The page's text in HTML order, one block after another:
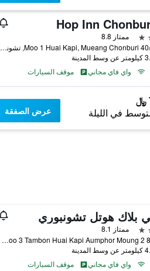
Hop Inn
ممتاز 8.8
40/1 Moo 1 Huai Kapi, Mueang Chonburi, تشونبوري, تايلاند
المدينة
واي فاي مجاني
موقف السيارات
في الليلة عرض الصفقة
بلاك هوتل تشونبوري
ممتاز 8.1
88 2 Moo 3 Tambon Huai Kapi Aumphor Moung, تشونبوري, تايلاند
المدينة
واي فاي مجاني
موقف السيارات